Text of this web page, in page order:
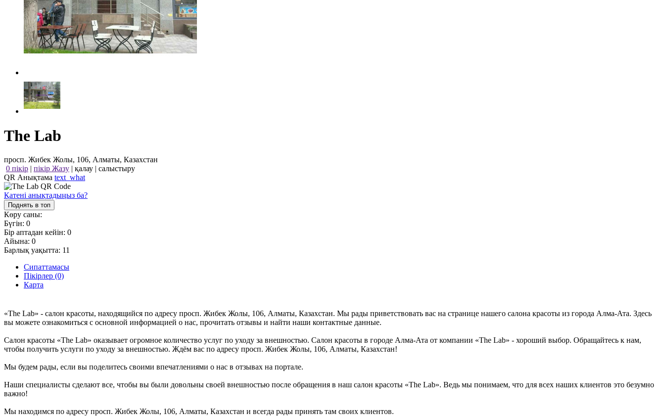
The Lab
просп. Жибек Жолы, 106, Алматы, Казахстан
0 пікір | пікір Жазу | қалау | салыстыру
QR Анықтама text_what
Қатені анықтадыңыз ба?
Поднять в топ
Көру саны:
Бүгін: 0
Бір аптадан кейін: 0
Айына: 0
Барлық уақытта: 11
Сипаттамасы
Пікірлер (0)
Карта
«The Lab» - салон красоты, находящийся по адресу просп. Жибек Жолы, 106, Алматы, Казахстан. Мы рады приветствовать вас на странице нашего салона красоты из города Алма-Ата. Здесь
вы можете ознакомиться с основной информацией о нас, прочитать отзывы и найти наши контактные данные.
Салон красоты «The Lab» оказывает огромное количество услуг по уходу за внешностью. Салон красоты в городе Алма-Ата от компании «The Lab» - хороший выбор. Обращайтесь к нам,
чтобы получить услуги по уходу за внешностью. Ждём вас по адресу просп. Жибек Жолы, 106, Алматы, Казахстан!
Мы будем рады, если вы поделитесь своими впечатлениями о нас в отзывах на портале.
Наши специалисты сделают все, чтобы вы были довольны своей внешностью после обращения в наш салон красоты «The Lab». Ведь мы понимаем, что для всех наших клиентов это безумно
важно!
Мы находимся по адресу просп. Жибек Жолы, 106, Алматы, Казахстан и всегда рады принять там своих клиентов.